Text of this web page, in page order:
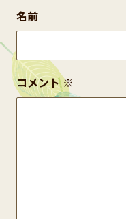
コメント※
名前